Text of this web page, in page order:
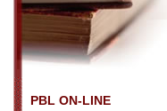
PBL ON-LINE